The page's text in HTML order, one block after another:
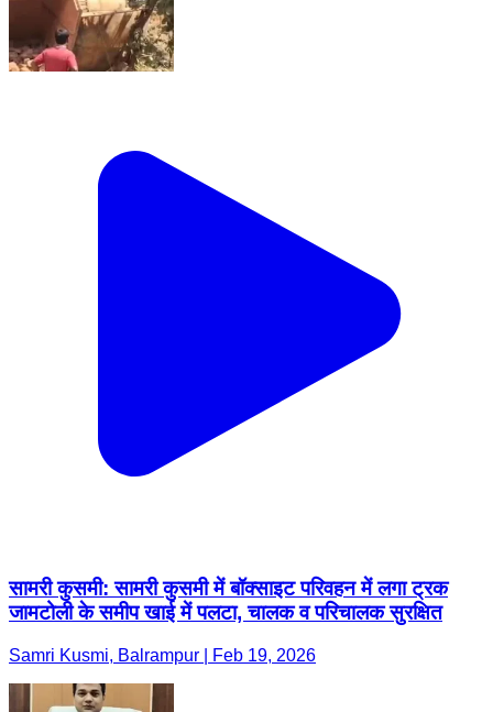
सामरी कुसमी: सामरी कुसमी में बॉक्साइट परिवहन में लगा ट्रक
जामटोली के समीप खाई में पलटा, चालक व परिचालक सुरक्षित
Samri Kusmi, Balrampur | Feb 19, 2026